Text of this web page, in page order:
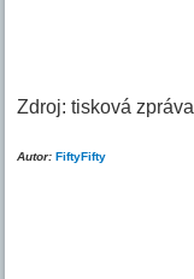
Zdroj: tisková zpráva
Autor:FiftyFifty